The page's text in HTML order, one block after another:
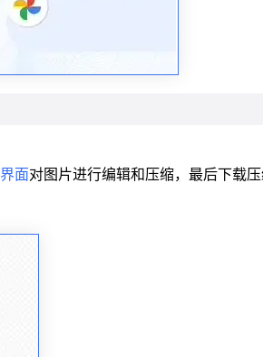
界面对图片进行编辑和压缩，最后下载